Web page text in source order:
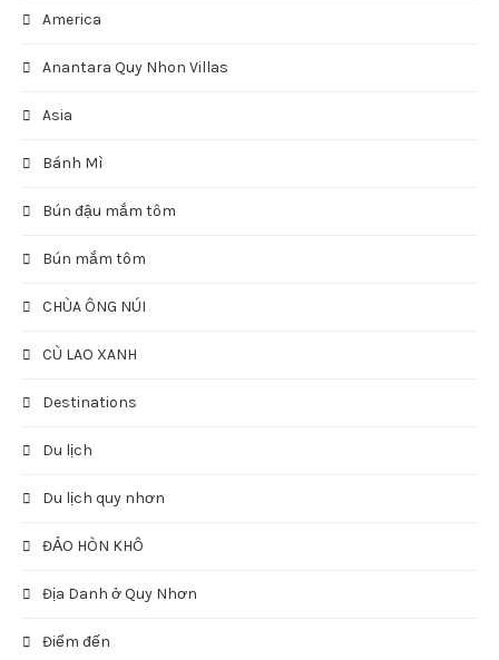
America
Anantara Quy Nhon Villas
Asia
Bánh Mì
Bún đậu mắm tôm
Bún mắm tôm
CHÙA ÔNG NÚI
CÙ LAO XANH
Destinations
Du lịch
Du lịch quy nhơn
ĐẢO HÒN KHÔ
Địa Danh ở Quy Nhơn
Điểm đến